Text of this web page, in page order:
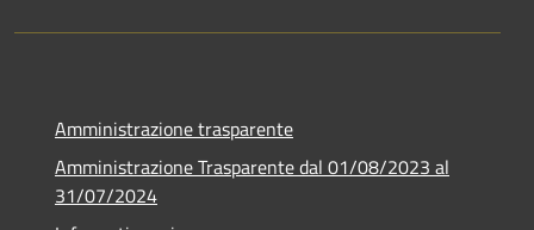
Amministrazione trasparente
Amministrazione Trasparente dal 01/08/2023 al
31/07/2024